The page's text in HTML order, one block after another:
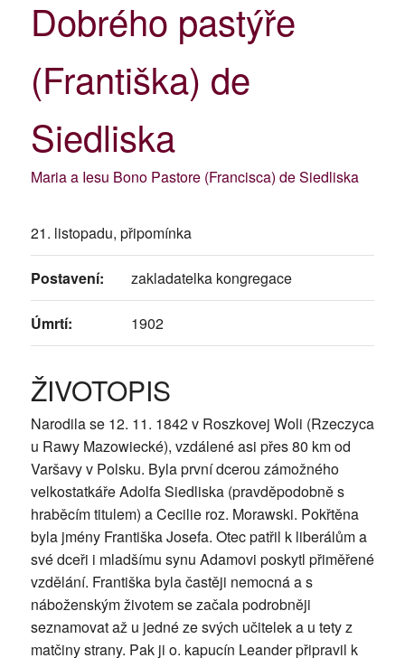
Dobrého pastýře
(Františka) de
Siedliska
Maria a Iesu Bono Pastore (Francisca) de Siedliska
21. listopadu, připomínka
Postavení: zakladatelka kongregace
Úmrtí: 1902
ŽIVOTOPIS
Narodila se 12. 11. 1842 v Roszkovej Woli (Rzeczyca
u Rawy Mazowiecké), vzdálené asi přes 80 km od
Varšavy v Polsku. Byla první dcerou zámožného
velkostatkáře Adolfa Siedliska (pravděpodobně s
hraběcím titulem) a Cecilie roz. Morawski. Pokřtěna
byla jmény Františka Josefa. Otec patřil k liberálům a
své dceři i mladšímu synu Adamovi poskytl přiměřené
vzdělání. Františka byla častěji nemocná a s
náboženským životem se začala podrobněji
seznamovat až u jedné ze svých učitelek a u tety z
matčiny strany. Pak ji o. kapucín Leander připravil k